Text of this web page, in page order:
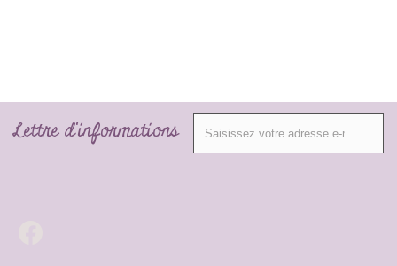
Lettre d'informations